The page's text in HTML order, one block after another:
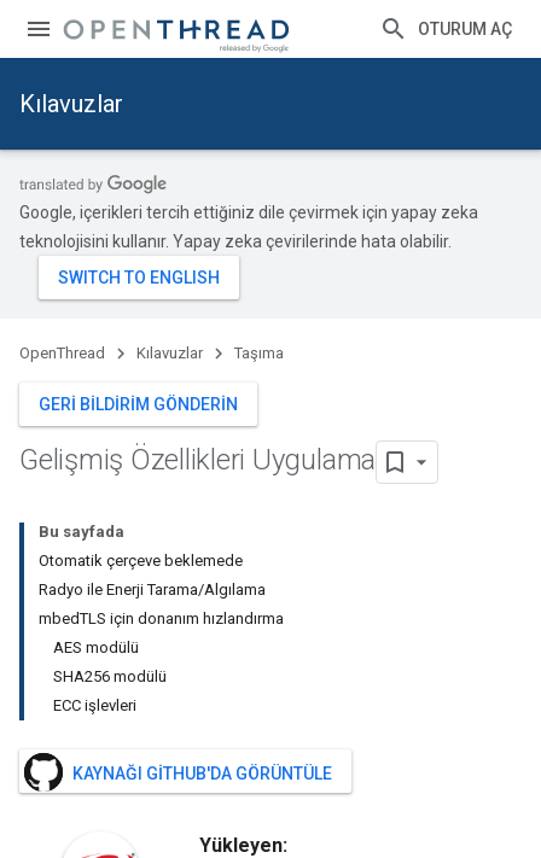
OTURUM AÇ
Kılavuzlar
Google, içerikleri tercih ettiğiniz dile çevirmek için yapay zeka
teknolojisini kullanır. Yapay zeka çevirilerinde hata olabilir.
OpenThread Kılavuzlar Taşıma
GERI BILDIRIM GÖNDERIN
Gelişmiş Özellikleri Uygulama
Bu sayfada
Otomatik çerçeve beklemede
Radyo ile Enerji Tarama/Algılama
mbedTLS için donanım hızlandırma
AES modülü
SHA256 modülü
ECC işlevleri
KAYNAĞI GITHUB'DA GÖRÜNTÜLE
Yükleyen: